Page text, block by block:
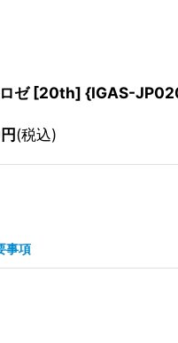
ロゼ [20th] {IGAS-
円(税込)
事項